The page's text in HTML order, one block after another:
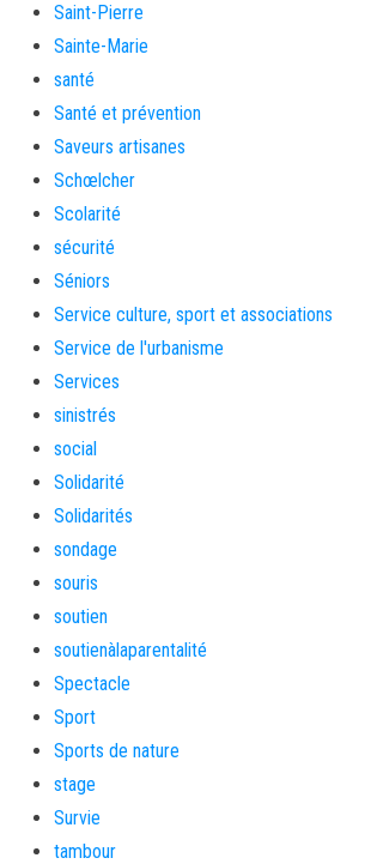
Saint-Pierre
Sainte-Marie
santé
Santé et prévention
Saveurs artisanes
Schœlcher
Scolarité
sécurité
Séniors
Service culture, sport et associations
Service de l'urbanisme
Services
sinistrés
social
Solidarité
Solidarités
sondage
souris
soutien
soutienàlaparentalité
Spectacle
Sport
Sports de nature
stage
Survie
tambour